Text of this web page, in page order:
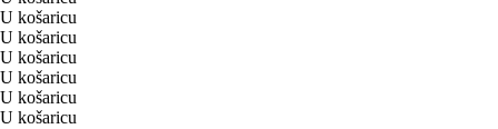
U košaricu
U košaricu
U košaricu
U košaricu
U košaricu
U košaricu